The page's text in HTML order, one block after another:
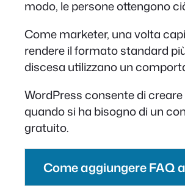
modo, le persone ottengono
Come marketer, una volta
rendere il formato standard
discesa utilizzano un
WordPress consente di
quando si ha bisogno di un
gratuito.
Come aggiungere FAQ